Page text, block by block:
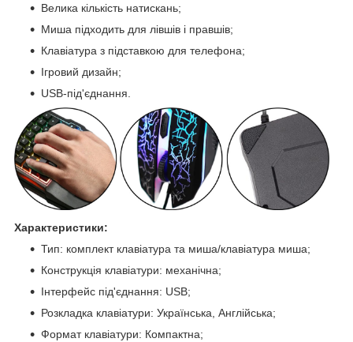
Велика кількість натискань;
Миша підходить для лівшів і правшів;
Клавіатура з підставкою для телефона;
Ігровий дизайн;
USB-під'єднання.
Характеристики:
Тип: комплект клавіатура та миша/клавіатура миша;
Конструкція клавіатури: механічна;
Інтерфейс під'єднання: USB;
Розкладка клавіатури: Українська, Англійська;
Формат клавіатури: Компактна;